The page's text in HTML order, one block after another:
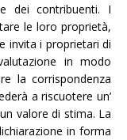
dei contribuenti. I
le loro proprietà,
invita i proprietari di
in modo
la corrispondenza
a riscuotere un’
valore di stima. La
in forma